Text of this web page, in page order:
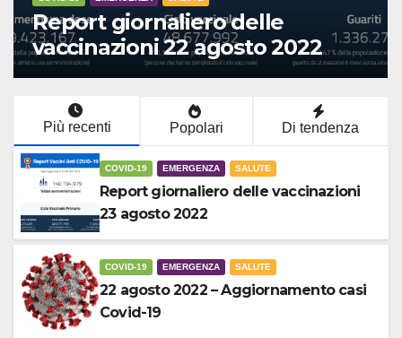
delle
2022
21 agosto 2022 –
Aggiornamento
Più recenti Popolari Di tendenza
COVID-19 EMERGENZA SALUTE
Report giornaliero delle vaccinazioni
23 agosto 2022
COVID-19 EMERGENZA SALUTE
22 agosto 2022 – Aggiornamento casi
Covid-19